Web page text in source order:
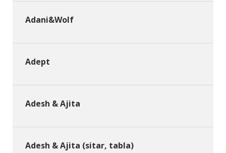
Adani&Wolf
Adept
Adesh & Ajita
Adesh & Ajita (sitar, tabla)